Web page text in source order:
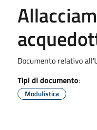
Documento relativo
Tipi di documento:
Modulistica